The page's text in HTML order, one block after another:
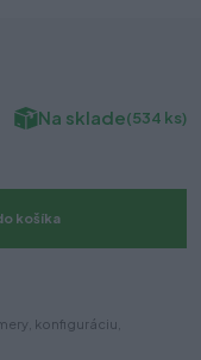
Na sklade(534 ks)
košíka
konfiguráciu,